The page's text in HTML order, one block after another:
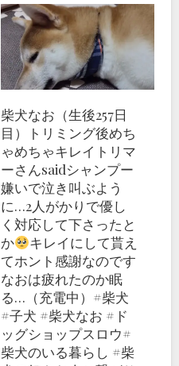
柴犬なお（生後257日
目）トリミング後めち
ゃめちゃキレイトリマ
ーさんsaidシャンプー
嫌いで泣き叫ぶよう
に…2人がかりで優し
く対応して下さったと
か
キレイにして貰え
てホント感謝なのです
なおは疲れたのか眠
る…（充電中）#柴犬
#子犬 #柴犬なお #ド
ッグショップスロウ#
柴犬のいる暮らし #柴